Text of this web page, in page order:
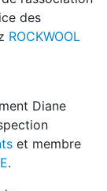
des
ROCKWOOL
Diane
et membre
.